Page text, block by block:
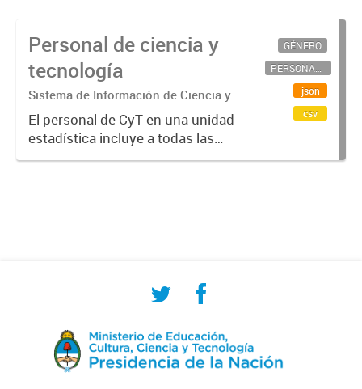
Personal de ciencia y
tecnología
Sistema de Información de Ciencia y
Tecnología Argentino (SICYTAR)
El personal de CyT en una unidad
estadística incluye a todas las
personas involucradas
GÉNERO
PERSONAL CIENTÍFICO-TECNOLÓGICO
json
csv